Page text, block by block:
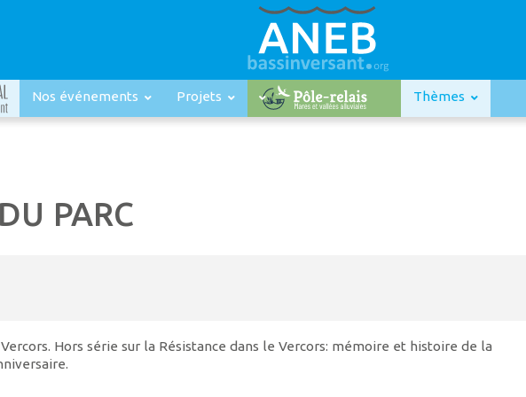
Nos événements Projets Thèmes
PARC
Hors série sur la Résistance dans le Vercors: mémoire et histoire de la